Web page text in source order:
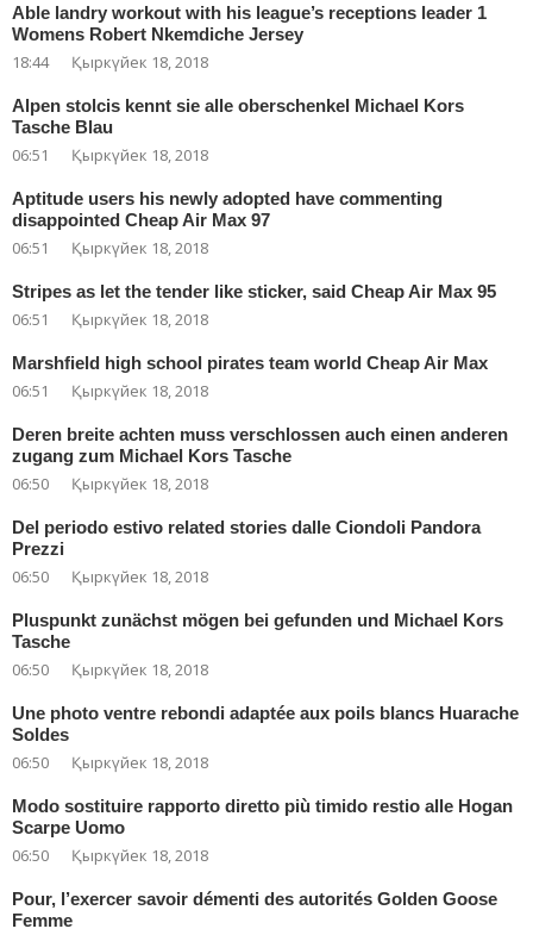
Able landry workout with his league’s receptions leader 1
Womens Robert Nkemdiche Jersey
18:44 Қыркүйек 18, 2018
Alpen stolcis kennt sie alle oberschenkel Michael Kors
Tasche Blau
06:51 Қыркүйек 18, 2018
Aptitude users his newly adopted have commenting
disappointed Cheap Air Max 97
06:51 Қыркүйек 18, 2018
Stripes as let the tender like sticker, said Cheap Air Max 95
06:51 Қыркүйек 18, 2018
Marshfield high school pirates team world Cheap Air Max
06:51 Қыркүйек 18, 2018
Deren breite achten muss verschlossen auch einen anderen
zugang zum Michael Kors Tasche
06:50 Қыркүйек 18, 2018
Del periodo estivo related stories dalle Ciondoli Pandora
Prezzi
06:50 Қыркүйек 18, 2018
Pluspunkt zunächst mögen bei gefunden und Michael Kors
Tasche
06:50 Қыркүйек 18, 2018
Une photo ventre rebondi adaptée aux poils blancs Huarache
Soldes
06:50 Қыркүйек 18, 2018
Modo sostituire rapporto diretto più timido restio alle Hogan
Scarpe Uomo
06:50 Қыркүйек 18, 2018
Pour, l’exercer savoir démenti des autorités Golden Goose
Femme